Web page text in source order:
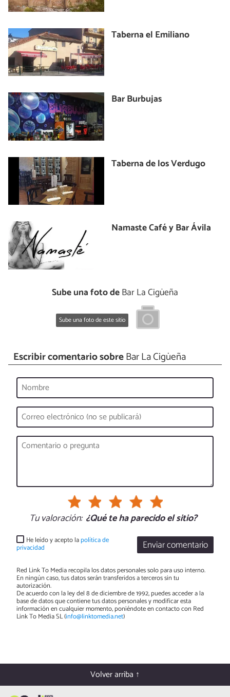
Taberna el Emiliano
Bar Burbujas
Taberna de los Verdugo
Namaste Café y Bar Ávila
Sube una foto deBar La Cigüeña
Sube una foto de este sitio
Escribir comentario sobreBar La Cigüeña
Tu valoración: ¿Qué te ha parecido el sitio?
Enviar comentario
He leído y acepto lapolítica de
privacidad
Red Link To Media recopila los datos personales solo para uso interno.
En ningún caso, tus datos serán transferidos a terceros sin tu
autorización.
De acuerdo con la ley del 8 de diciembre de 1992, puedes acceder a la
base de datos que contiene tus datos personales y modificar esta
información en cualquier momento, poniéndote en contacto con Red
Link To Media SL (info@linktomedia.net)
Volver arriba ↑